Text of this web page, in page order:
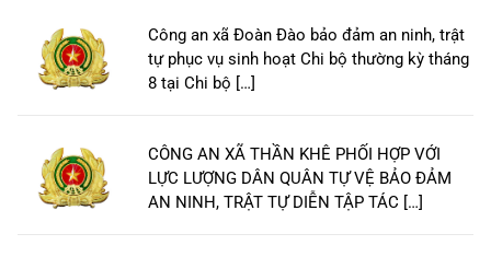
Công an xã Đoàn Đào bảo đảm an ninh, trật
tự phục vụ sinh hoạt Chi bộ thường kỳ tháng
8 tại Chi bộ […]
CÔNG AN XÃ THẦN KHÊ PHỐI HỢP VỚI
LỰC LƯỢNG DÂN QUÂN TỰ VỆ BẢO ĐẢM
AN NINH, TRẬT TỰ DIỄN TẬP TÁC […]